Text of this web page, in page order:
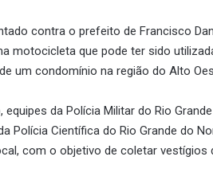
contra o prefeito de Francisco
motocicleta que pode ter sido
um condomínio na região do Alto
da Polícia Militar do Rio
Polícia Científica do Rio Grande do
com o objetivo de coletar vestígios